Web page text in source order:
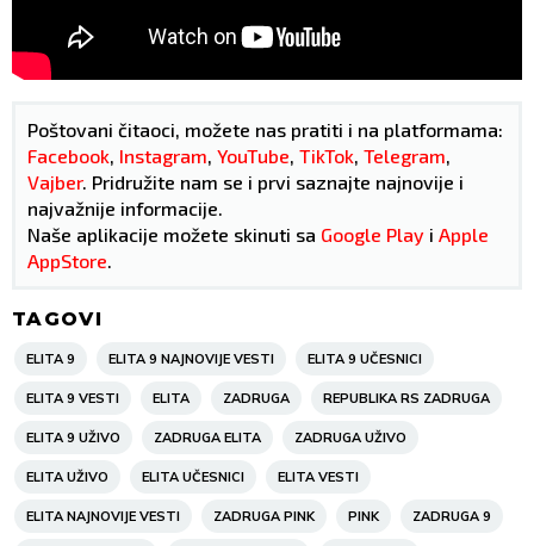
Poštovani čitaoci, možete nas pratiti i na platformama:
Facebook, Instagram, YouTube, TikTok, Telegram,
Vajber. Pridružite nam se i prvi saznajte najnovije i
najvažnije informacije.
Naše aplikacije možete skinuti sa Google Play i Apple
AppStore.
TAGOVI
ELITA 9 ELITA 9 NAJNOVIJE VESTI ELITA 9 UČESNICI
ELITA 9 VESTI ELITA ZADRUGA REPUBLIKA RS ZADRUGA
ELITA 9 UŽIVO ZADRUGA ELITA ZADRUGA UŽIVO
ELITA UŽIVO ELITA UČESNICI ELITA VESTI
ELITA NAJNOVIJE VESTI ZADRUGA PINK PINK ZADRUGA 9